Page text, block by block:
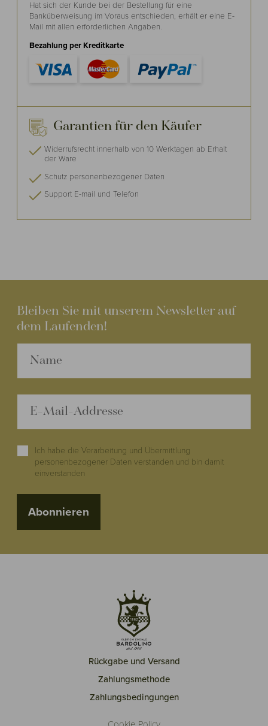
Hat sich der Kunde bei der Bestellung für eine
Banküberweisung im Voraus entschieden, erhält er eine E-
Mail mit allen erforderlichen Angaben.
Bezahlung per Kreditkarte
Garantien für den Käufer
Widerrufsrecht innerhalb von 10 Werktagen ab Erhalt
der Ware
Schutz personenbezogener Daten
Support E-mail und Telefon
Bleiben Sie mit unserem Newsletter auf
dem Laufenden!
Ich habe die Verarbeitung und Übermittlung
personenbezogener Daten verstanden und bin damit
einverstanden
Abonnieren
Rückgabe und Versand
Zahlungsmethode
Zahlungsbedingungen